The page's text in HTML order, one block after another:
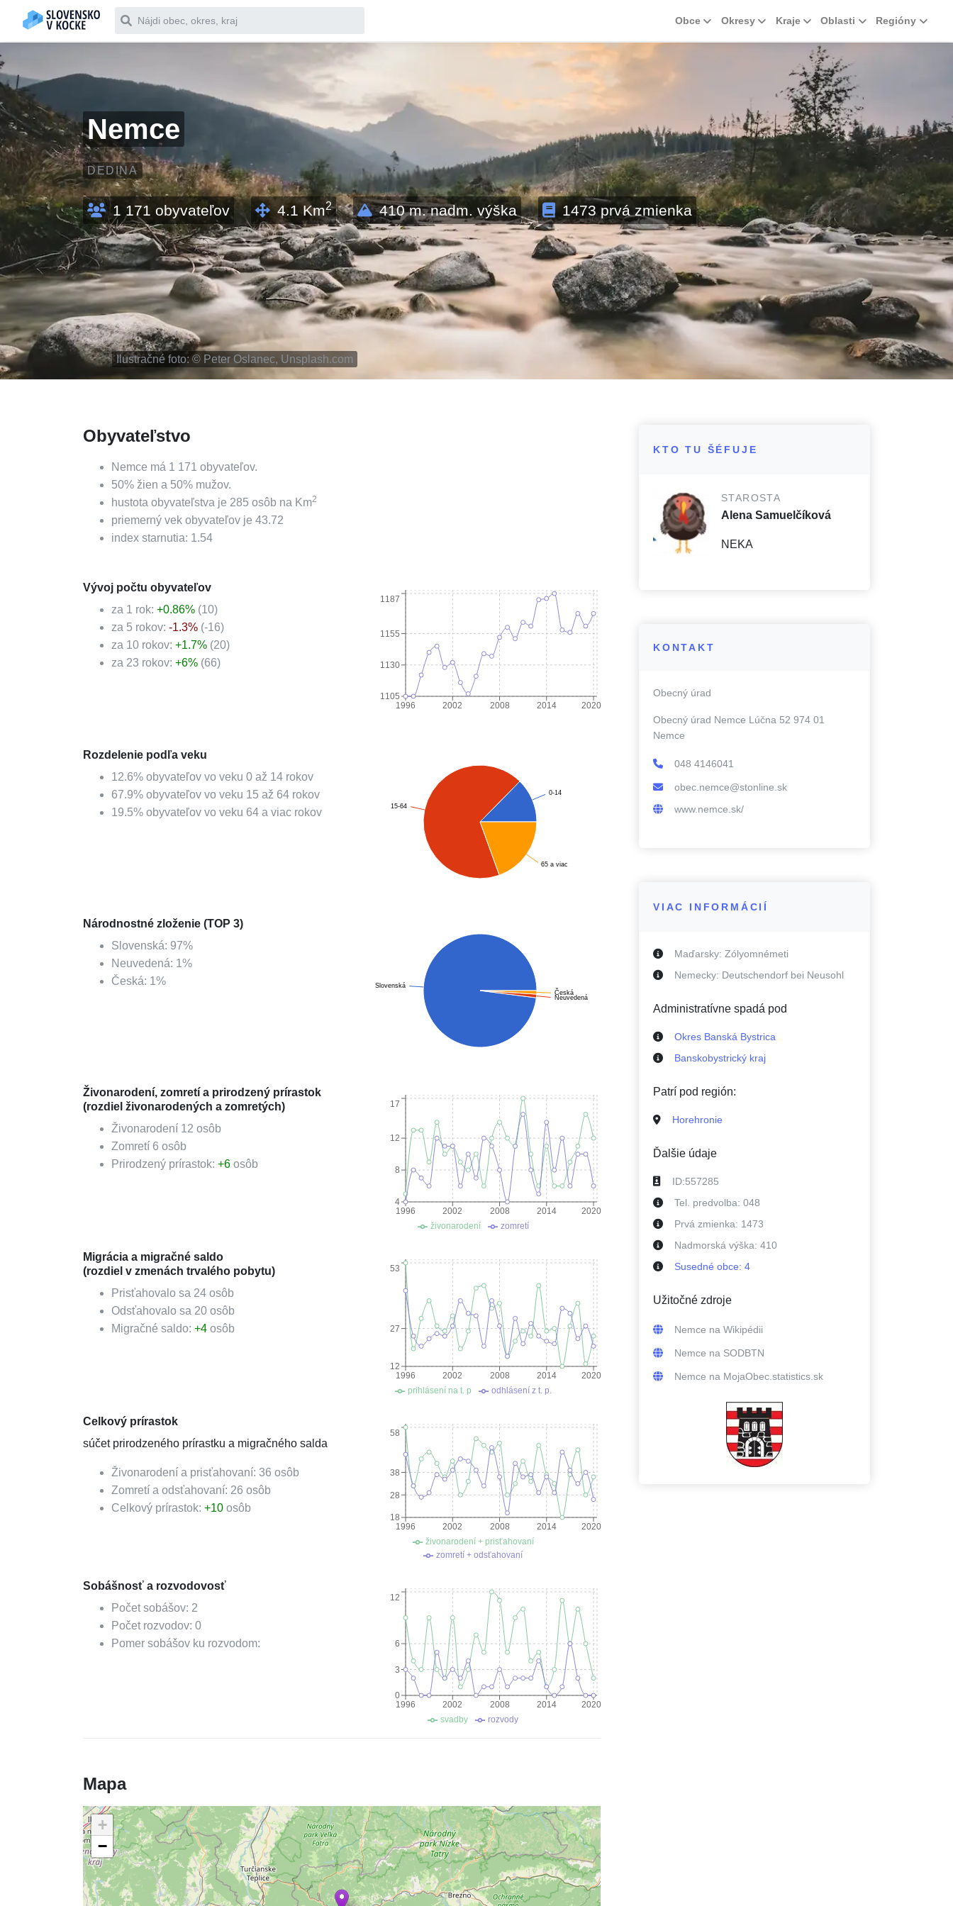
Čo chceš vyhľadať
Obce Okresy Kraje Oblasti Regióny
Nemce
DEDINA
1 171 obyvateľov 4.1Km2 410m. nadm. výška 1473prvá zmienka
Ilustračné foto: © Peter Oslanec, Unsplash.com
Obyvateľstvo
Nemce má 1 171 obyvateľov.
50% žien a 50% mužov.
hustota obyvateľstva je 285 osôb na Km2
priemerný vek obyvateľov je 43.72
index starnutia: 1.54
Vývoj počtu obyvateľov
za 1 rok: +0.86% (10)
za 5 rokov: -1.3% (-16)
za 10 rokov: +1.7% (20)
za 23 rokov: +6% (66)
1996 2002 2008 2014 2020
1105
1130
1155
1187
Rozdelenie podľa veku
12.6% obyvateľov vo veku 0 až 14 rokov
67.9% obyvateľov vo veku 15 až 64 rokov
19.5% obyvateľov vo veku 64 a viac rokov
0-14
15-64
65 a viac
Národnostné zloženie (TOP 3)
Slovenská: 97%
Neuvedená: 1%
Česká: 1%
Slovenská
Neuvedená
Česká
Živonarodení, zomretí a prirodzený prírastok
(rozdiel živonarodených a zomretých)
Živonarodení 12 osôb
Zomretí 6 osôb
Prirodzený prírastok: +6 osôb
1996 2002 2008 2014 2020
4
8
12
17
živonarodení zomretí
Migrácia a migračné saldo
(rozdiel v zmenách trvalého pobytu)
Prisťahovalo sa 24 osôb
Odsťahovalo sa 20 osôb
Migračné saldo: +4 osôb
1996 2002 2008 2014 2020
12
27
53
prihlásení na t. p odhlásení z t. p.
Celkový prírastok
súčet prirodzeného prírastku a migračného salda
Živonarodení a prisťahovaní: 36 osôb
Zomretí a odsťahovaní: 26 osôb
Celkový prírastok: +10 osôb
1996 2002 2008 2014 2020
18
28
38
58
živonarodení + prisťahovaní
zomretí + odsťahovaní
Sobášnosť a rozvodovosť
Počet sobášov: 2
Počet rozvodov: 0
Pomer sobášov ku rozvodom:
1996 2002 2008 2014 2020
0
3
6
12
svadby rozvody
Mapa
+
−
KTO TU ŠÉFUJE
STAROSTA
Alena Samuelčíková
NEKA
KONTAKT
Obecný úrad
Obecný úrad Nemce Lúčna 52 974 01
Nemce
048 4146041
obec.nemce@stonline.sk
www.nemce.sk/
VIAC INFORMÁCIÍ
Maďarsky: Zólyomnémeti
Nemecky: Deutschendorf bei Neusohl
Administratívne spadá pod
Okres Banská Bystrica
Banskobystrický kraj
Patrí pod región:
Horehronie
Ďalšie údaje
ID:557285
Tel. predvolba: 048
Prvá zmienka: 1473
Nadmorská výška: 410
Susedné obce: 4
Užitočné zdroje
Nemce na Wikipédii
Nemce na SODBTN
Nemce na MojaObec.statistics.sk